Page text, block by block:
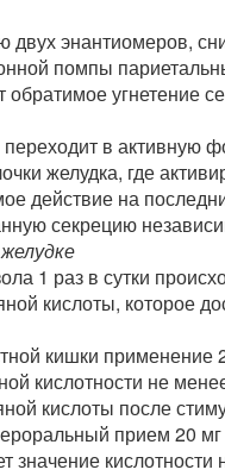
энантиомеров,
помпы
угнетение
в активную
желудка, где
действие на
секрецию
1 раз в сутки
кислоты, которое
кишки
кислотности не
кислоты после
прием 20